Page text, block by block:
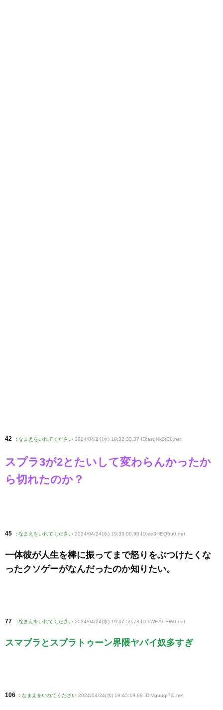
42 : なまえをいれてください 2024/04/24(水) 19:32:33.37 ID:asqNk3rE0 .net
スプラ3が2とたいして変わらんかったか
ら切れたのか？
45 : なまえをいれてください 2024/04/24(水) 19:33:09.90 ID:ee3HEQ6u0 .net
一体彼が人生を棒に振ってまで怒りをぶつけたくな
ったクソゲーがなんだったのか知りたい。
77 : なまえをいれてください 2024/04/24(水) 19:37:59.78 ID:TWEATI+W0.net
スマブラとスプラトゥーン界隈ヤバイ奴多すぎ
106 : なまえをいれてください 2024/04/24(水) 19:45:19.88 ID:Vguuqr7i0.net